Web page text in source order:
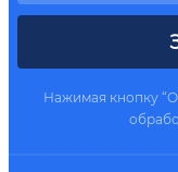
Нажимая кнопку